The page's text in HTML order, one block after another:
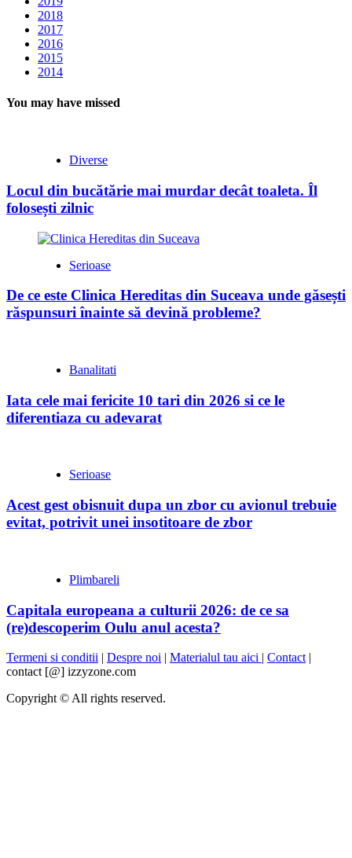
2018
2017
2016
2015
2014
You may have missed
Diverse
Locul din bucătărie mai murdar decât toaleta. Îl
folosești zilnic
Serioase
De ce este Clinica Hereditas din Suceava unde găsești
răspunsuri înainte să devină probleme?
Banalitati
Iata cele mai fericite 10 tari din 2026 si ce le
diferentiaza cu adevarat
Serioase
Acest gest obisnuit dupa un zbor cu avionul trebuie
evitat, potrivit unei insotitoare de zbor
Plimbareli
Capitala europeana a culturii 2026: de ce sa
(re)descoperim Oulu anul acesta?
Termeni si conditii | Despre noi | Materialul tau aici | Contact |
contact [@] izzyzone.com
Copyright © All rights reserved.